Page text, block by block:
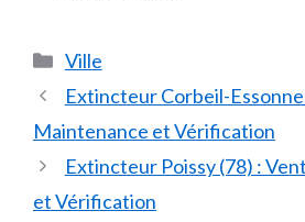
Catégories
Ville
Extincteur Corbeil-
Maintenance et Vérification
Extincteur Poissy (78) :
et Vérification